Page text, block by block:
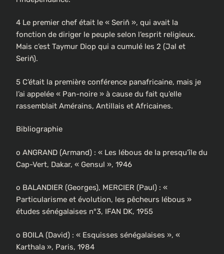
4 Le premier chef était le « Seriñ », qui avait la
fonction de diriger le peuple selon l’esprit religieux.
Mais c’est Taymur Diop qui a cumulé les 2 (Jal et
Seriñ).
5 C’était la première conférence panafricaine, mais je
l’ai appelée « Pan-noire » à cause du fait qu’elle
rassemblait Amérains, Antillais et Africaines.
Bibliographie
o ANGRAND (Armand) : « Les lébous de la presqu’île du
Cap-Vert, Dakar, « Gensul », 1946
o BALANDIER (Georges), MERCIER (Paul) : «
Particularisme et évolution, les pêcheurs lébous »
études sénégalaises n°3, IFAN DK, 1955
o BOILA (David) : « Esquisses sénégalaises », «
Karthala », Paris, 1984